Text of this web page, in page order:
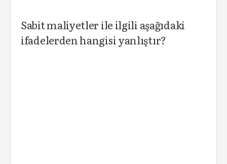
Sabit maliyetler ile ilgili aşağıdaki
ifadelerden hangisi yanlıştır?